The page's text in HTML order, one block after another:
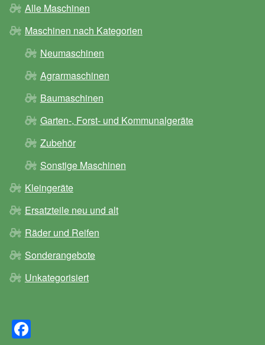
Alle Maschinen
Maschinen nach Kategorien
Neumaschinen
Agrarmaschinen
Baumaschinen
Garten-, Forst- und Kommunalgeräte
Zubehör
Sonstige Maschinen
Kleingeräte
Ersatzteile neu und alt
Räder und Reifen
Sonderangebote
Unkategorisiert